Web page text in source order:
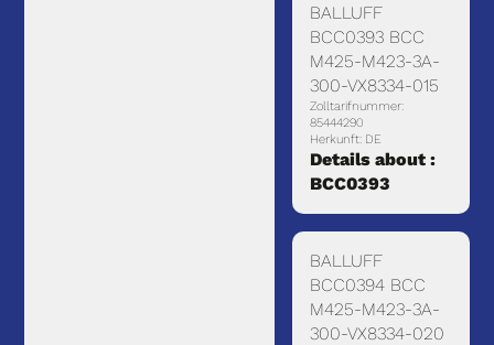
BALLUFF
BCC0393 BCC
M425-M423-3A-
300-VX8334-015
Zolltarifnummer:
85444290
Herkunft: DE
Details about :
BCC0393
BALLUFF
BCC0394 BCC
M425-M423-3A-
300-VX8334-020